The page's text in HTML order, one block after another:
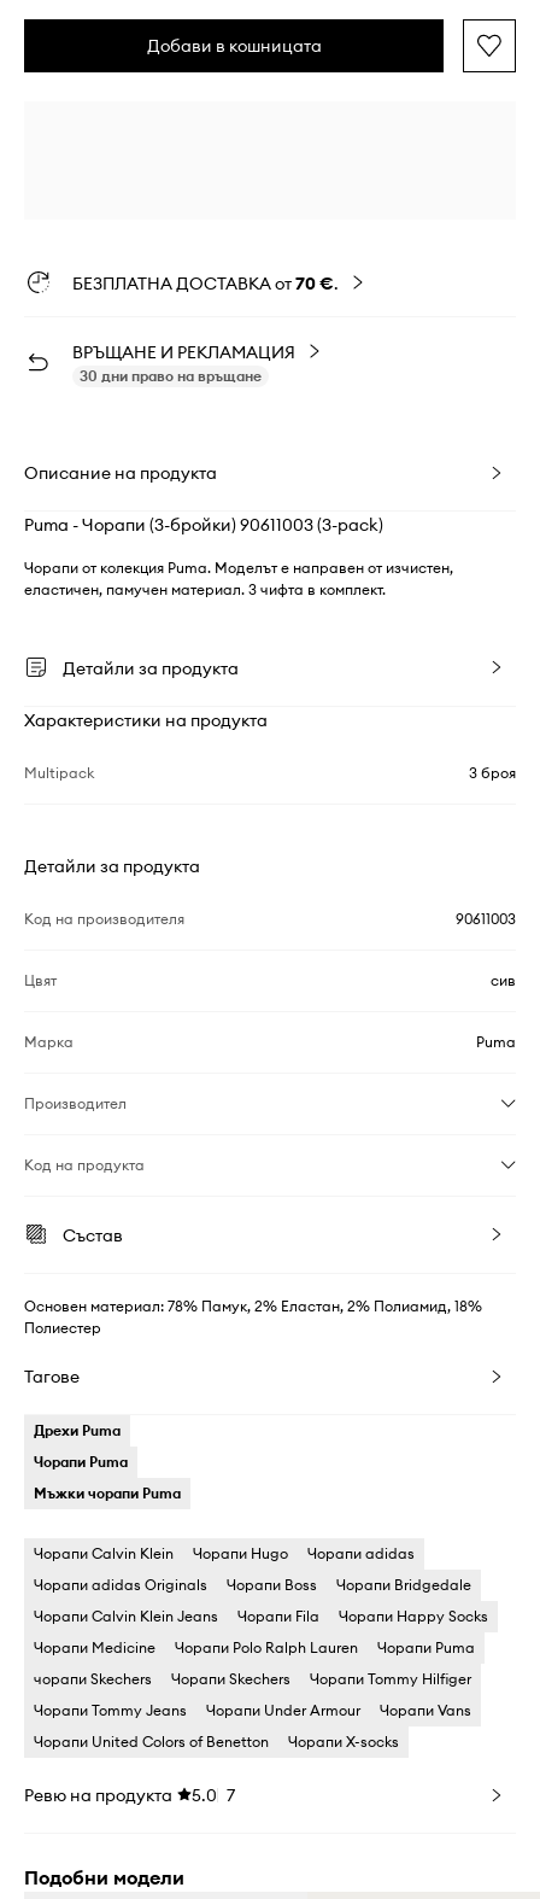
Добави в кошницата
БЕЗПЛАТНА ДОСТАВКА от70 €.
ВРЪЩАНЕ И РЕКЛАМАЦИЯ
30 дни право на връщане
Описание на продукта
Puma - Чорапи (3-бройки) 90611003 (3-pack)
Чорапи от колекция Puma. Моделът е направен от изчистен,
еластичен, памучен материал. 3 чифта в комплект.
Детайли за продукта
Характеристики на продукта
Multipack 3 броя
Детайли за продукта
Код на производителя 90611003
Цвят сив
Марка Puma
Производител
Код на продукта
Състав
Основен материал: 78% Памук, 2% Еластан, 2% Полиамид, 18%
Полиестер
Тагове
Дрехи Puma
Чорапи Puma
Мъжки чорапи Puma
Чорапи Calvin Klein Чорапи Hugo
Чорапи adidas
Чорапи adidas Originals
Чорапи Boss
Чорапи Bridgedale
Чорапи Calvin Klein Jeans
Чорапи Fila
Чорапи Happy Socks
Чорапи Medicine
Чорапи Polo Ralph Lauren
Чорапи Puma
чорапи Skechers
Чорапи Skechers
Чорапи Tommy Hilfiger
Чорапи Tommy Jeans
Чорапи Under Armour
Чорапи Vans
Чорапи United Colors of Benetton
Чорапи X-socks
Ревю на продукта 5.0 7
Подобни модели